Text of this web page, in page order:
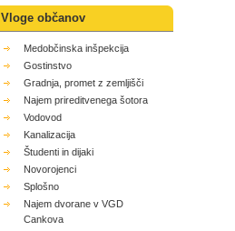
Vloge občanov
Medobčinska inšpekcija
Gostinstvo
Gradnja, promet z zemljišči
Najem prireditvenega šotora
Vodovod
Kanalizacija
Študenti in dijaki
Novorojenci
Splošno
Najem dvorane v VGD
Cankova